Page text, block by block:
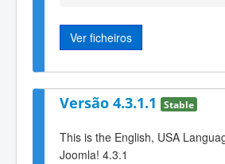
Ver ficheiros
Versão 4.3.1.1 Stable
This is the English, USA
Joomla! 4.3.1